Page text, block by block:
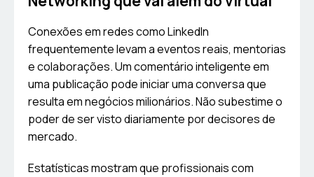
Conexões em redes como LinkedIn
frequentemente levam a eventos reais, mentorias
e colaborações. Um comentário inteligente em
uma publicação pode iniciar uma conversa que
resulta em negócios milionários. Não subestime o
poder de ser visto diariamente por decisores de
mercado.
Estatísticas mostram que profissionais com